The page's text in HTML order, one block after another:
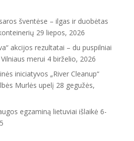
šventėse – ilgas ir duobėtas
29 liepos, 2026
akcijos rezultatai – du puspilniai
merui 4 birželio, 2026
iniciatyvos „River Cleanup“
Murlės upelį 28 gegužės,
egzaminą lietuviai išlaikė 6-